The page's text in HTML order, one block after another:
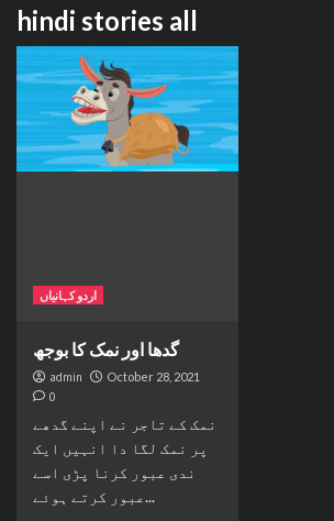
hindi stories all
اردو کہانیاں
گدھا اور نمک کا بوجھ
admin October 28, 2021
0
نمک کے تاجر نے اپنے گدھے
پر نمک لگا دا انہیں ایک
ندی عبور کرنا پڑی اسے
عبور کرتے ہوئے...